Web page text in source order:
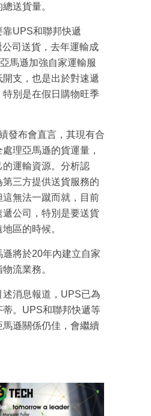
送貨量。
UPS和聯邦快遞
公司送貨，去年運輸成
馬遜加強自家運輸服
支，也是出於對速遞
別是在假日購物旺季
發布會直言，其現有合
理亞馬遜的貨運量，
運輸資源。分析認
三方提供送貨服務的
無法一蹴而就，目前
公司，特別是要送貨
區的時候。
將於20年內建立自家
流業務。
述消息報道，UPS已為
蒂。UPS和聯邦快遞等
遜關係仍佳，會繼續
最新資訊（附創業懶人包）
箱！